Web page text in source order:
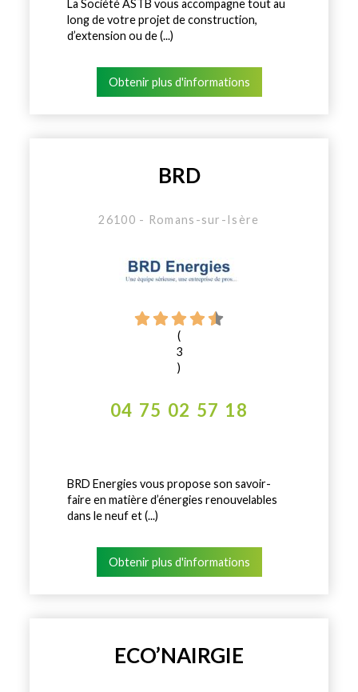
La Société ASTB vous accompagne tout au
long de votre projet de construction,
d’extension ou de (...)
Obtenir plus d'informations
BRD
26100 - Romans-sur-Isère
(
3
)
04 75 02 57 18
BRD Energies vous propose son savoir-
faire en matière d’énergies renouvelables
dans le neuf et (...)
Obtenir plus d'informations
ECO’NAIRGIE